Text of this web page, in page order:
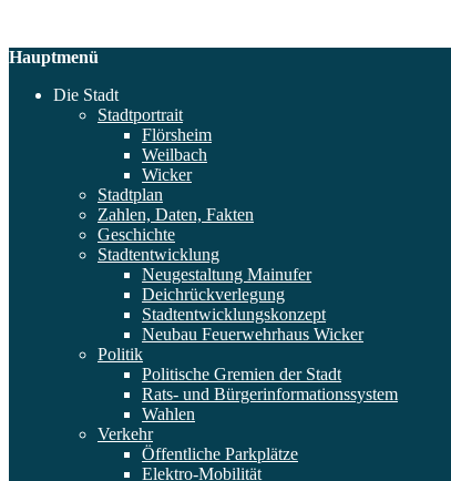
Hauptmenü
Die Stadt
Stadtportrait
Flörsheim
Weilbach
Wicker
Stadtplan
Zahlen, Daten, Fakten
Geschichte
Stadtentwicklung
Neugestaltung Mainufer
Deichrückverlegung
Stadtentwicklungskonzept
Neubau Feuerwehrhaus Wicker
Politik
Politische Gremien der Stadt
Rats- und Bürgerinformationssystem
Wahlen
Verkehr
Öffentliche Parkplätze
Elektro-Mobilität